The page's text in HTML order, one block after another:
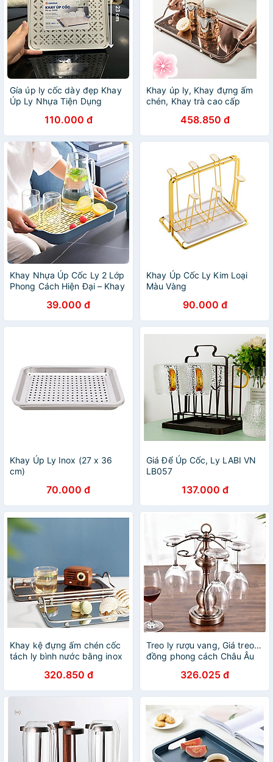
Gía úp ly cốc dày đẹp Khay
Úp Ly Nhựa Tiện Dụng
110.000 đ
Khay úp ly, Khay đựng ấm
chén, Khay trà cao cấp
458.850 đ
Khay Nhựa Úp Cốc Ly 2 Lớp
Phong Cách Hiện Đại – Khay
Lợi Đa Năng - HÀNG CHÍNH
HÃNG MINIIN
39.000 đ
Khay Úp Cốc Ly Kim Loại
Màu Vàng
90.000 đ
Khay Úp Ly Inox (27 x 36
cm)
70.000 đ
Giá Để Úp Cốc, Ly LABI VN
LB057
137.000 đ
Khay kệ đựng ấm chén cốc
tách ly bình nước bằng inox
34x20cm nhiều màu
320.850 đ
Treo ly rượu vang, Giá treo ly
đồng phong cách Châu Âu
326.025 đ